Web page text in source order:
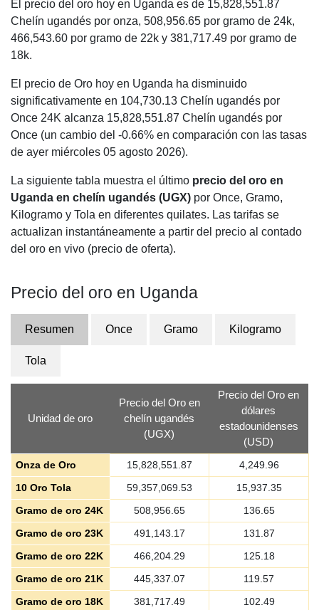
El precio del oro hoy en Uganda es de 15,828,551.87
Chelín ugandés por onza, 508,956.65 por gramo de 24k,
466,543.60 por gramo de 22k y 381,717.49 por gramo de
18k.
El precio de Oro hoy en Uganda ha disminuido
significativamente en 104,730.13 Chelín ugandés por
Once 24K alcanza 15,828,551.87 Chelín ugandés por
Once (un cambio del -0.66% en comparación con las tasas
de ayer miércoles 05 agosto 2026).
La siguiente tabla muestra el último precio del oro en
Uganda en chelín ugandés (UGX) por Once, Gramo,
Kilogramo y Tola en diferentes quilates. Las tarifas se
actualizan instantáneamente a partir del precio al contado
del oro en vivo (precio de oferta).
Precio del oro en Uganda
Resumen Once Gramo Kilogramo
Tola
Unidad de oro
Precio del Oro en
chelín ugandés
(UGX)
Precio del Oro en
dólares
estadounidenses
(USD)
Onza de Oro 15,828,551.87
4,249.96
10 Oro Tola
59,357,069.53
15,937.35
Gramo de oro 24K
508,956.65
136.65
Gramo de oro 23K
491,143.17
131.87
Gramo de oro 22K
466,204.29
125.18
Gramo de oro 21K
445,337.07
119.57
Gramo de oro 18K
381,717.49
102.49